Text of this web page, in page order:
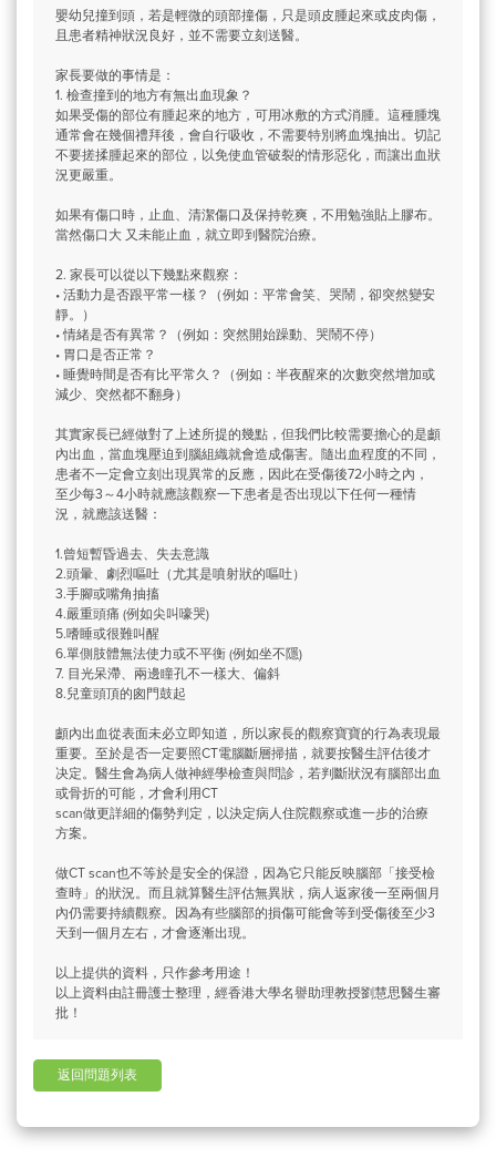
嬰幼兒撞到頭，若是輕微的頭部撞傷，只是頭皮腫起來或皮肉傷，
且患者精神狀況良好，並不需要立刻送醫。
家長要做的事情是：
1. 檢查撞到的地方有無出血現象？
如果受傷的部位有腫起來的地方，可用冰敷的方式消腫。這種腫塊
通常會在幾個禮拜後，會自行吸收，不需要特別將血塊抽出。切記
不要搓揉腫起來的部位，以免使血管破裂的情形惡化，而讓出血狀
況更嚴重。
如果有傷口時，止血、清潔傷口及保持乾爽，不用勉強貼上膠布。
當然傷口大 又未能止血，就立即到醫院治療。
2. 家長可以從以下幾點來觀察：
• 活動力是否跟平常一樣？（例如：平常會笑、哭鬧，卻突然變安
靜。）
• 情緒是否有異常？（例如：突然開始躁動、哭鬧不停）
• 胃口是否正常？
• 睡覺時間是否有比平常久？（例如：半夜醒來的次數突然增加或
減少、突然都不翻身）
其實家長已經做對了上述所提的幾點，但我們比較需要擔心的是顱
內出血，當血塊壓迫到腦組織就會造成傷害。隨出血程度的不同，
患者不一定會立刻出現異常的反應，因此在受傷後72小時之內，
至少每3～4小時就應該觀察一下患者是否出現以下任何一種情
況，就應該送醫：
1.曾短暫昏過去、失去意識
2.頭暈、劇烈嘔吐（尤其是噴射狀的嘔吐）
3.手腳或嘴角抽搐
4.嚴重頭痛 (例如尖叫嚎哭)
5.嗜睡或很難叫醒
6.單側肢體無法使力或不平衡 (例如坐不隱)
7. 目光呆滯、兩邊瞳孔不一樣大、偏斜
8.兒童頭頂的囪門鼓起
顱內出血從表面未必立即知道，所以家長的觀察寶寶的行為表現最
重要。至於是否一定要照CT電腦斷層掃描，就要按醫生評估後才
决定。醫生會為病人做神經學檢查與問診，若判斷狀況有腦部出血
或骨折的可能，才會利用CT
scan做更詳細的傷勢判定，以決定病人住院觀察或進一步的治療
方案。
做CT scan也不等於是安全的保證，因為它只能反映腦部「接受檢
查時」的狀況。而且就算醫生評估無異狀，病人返家後一至兩個月
內仍需要持續觀察。因為有些腦部的損傷可能會等到受傷後至少3
天到一個月左右，才會逐漸出現。
以上提供的資料，只作參考用途！
以上資料由註冊護士整理，經香港大學名譽助理教授劉慧思醫生審
批！
返回問題列表